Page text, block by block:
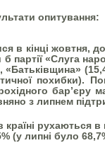
опитування:
в кінці жовтня,
партії «Слуга
похибки).
бар’єру
з липнем
рухаються
(у липні було